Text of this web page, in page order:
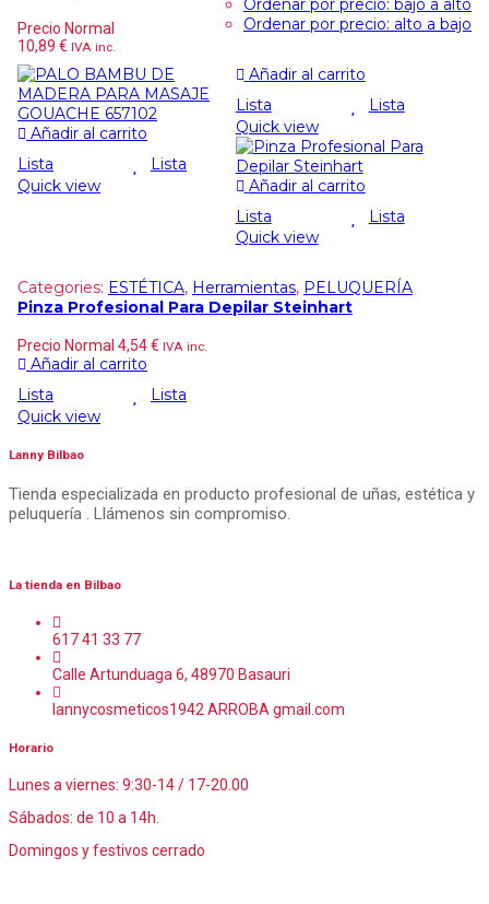
Ordenar por precio: bajo a alto
Ordenar por precio: alto a bajo
Añadir al carrito
Lista
Lista
Quick view
Precio Normal
10,89 € IVA inc.
Añadir al carrito
Lista
Lista
Quick view
Añadir al carrito
Lista
Lista
Quick view
Categories: ESTÉTICA, Herramientas, PELUQUERÍA
Pinza Profesional Para Depilar Steinhart
Precio Normal 4,54€ IVA inc.
Añadir al carrito
Lista
Lista
Quick view
Lanny Bilbao
Tienda especializada en producto profesional de uñas, estética y
peluquería . Llámenos sin compromiso.
La tienda en Bilbao
617 41 33 77
Calle Artunduaga 6, 48970 Basauri
lannycosmeticos1942 ARROBA gmail.com
Horario
Lunes a viernes: 9:30-14 / 17-20.00
Sábados: de 10 a 14h.
Domingos y festivos cerrado